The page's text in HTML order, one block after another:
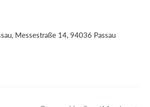
Messestraße 14, 94036 Passau